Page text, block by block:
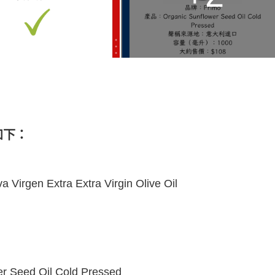
：
Virgen Extra Extra Virgin Olive Oil
Seed Oil Cold Pressed